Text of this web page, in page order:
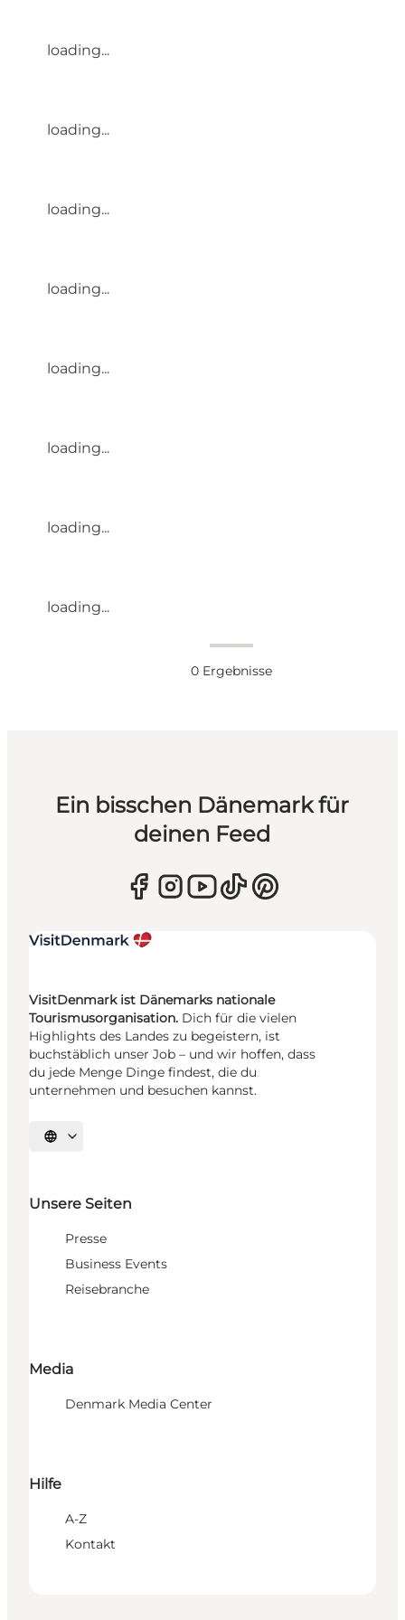
loading...
loading...
loading...
loading...
loading...
loading...
loading...
loading...
0 Ergebnisse
Ein bisschen Dänemark für
deinen Feed
VisitDenmark ist Dänemarks nationale
Tourismusorganisation. Dich für die vielen
Highlights des Landes zu begeistern, ist
buchstäblich unser Job – und wir hoffen, dass
du jede Menge Dinge findest, die du
unternehmen und besuchen kannst.
Sprache auswählen
Unsere Seiten
Presse
Business Events
Reisebranche
Media
Denmark Media Center
Hilfe
A-Z
Kontakt